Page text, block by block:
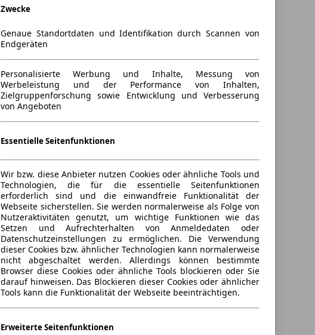
Zwecke
Genaue Standortdaten und Identifikation durch Scannen von
Endgeräten
Personalisierte Werbung und Inhalte, Messung von
Werbeleistung und der Performance von Inhalten,
Zielgruppenforschung sowie Entwicklung und Verbesserung
von Angeboten
Essentielle Seitenfunktionen
Wir bzw. diese Anbieter nutzen Cookies oder ähnliche Tools und
Technologien, die für die essentielle Seitenfunktionen
erforderlich sind und die einwandfreie Funktionalität der
Webseite sicherstellen. Sie werden normalerweise als Folge von
Nutzeraktivitäten genutzt, um wichtige Funktionen wie das
Setzen und Aufrechterhalten von Anmeldedaten oder
Datenschutzeinstellungen zu ermöglichen. Die Verwendung
dieser Cookies bzw. ähnlicher Technologien kann normalerweise
nicht abgeschaltet werden. Allerdings können bestimmte
Browser diese Cookies oder ähnliche Tools blockieren oder Sie
darauf hinweisen. Das Blockieren dieser Cookies oder ähnlicher
Tools kann die Funktionalität der Webseite beeinträchtigen.
Erweiterte Seitenfunktionen